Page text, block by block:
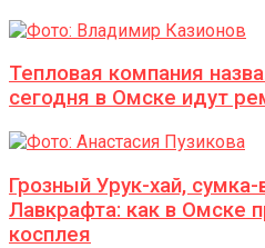
Тепловая компания
сегодня в Омске идут
Грозный Урук-хай,
Лавкрафта: как в Омске
косплея